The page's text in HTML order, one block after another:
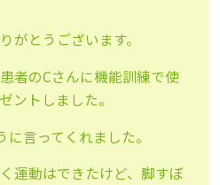
がとうございます。
者のCさんに機能訓練で使
ントしました。
言ってくれました。
運動はできたけど、脚すぼ